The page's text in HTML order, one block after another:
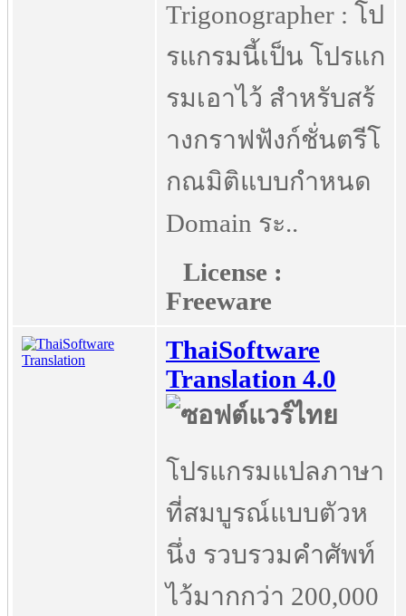
Trigonographer : โป
รแกรมนี้เป็น โปรแก
รมเอาไว้ สำหรับสร้
างกราฟฟังก์ชั่นตรีโ
กณมิติแบบกำหนด
Domain ระ..
License :
Freeware
ThaiSoftware
Translation 4.0
โปรแกรมแปลภาษา
ที่สมบูรณ์แบบตัวห
นึ่ง รวบรวมคำศัพท์
ไว้มากกว่า 200,000